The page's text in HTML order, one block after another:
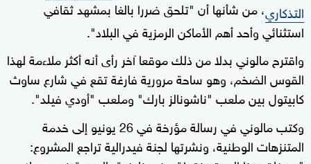
التذكاري، من شأنها أن "تلحق ضررا بالغا بمشهد ثقافي
استثنائي وأحد أهم الأماكن الرمزية في البلاد".
واقترح مالوني بدلا من ذلك موقعا آخر رأى أنه أكثر ملاءمة لهذا
القوس الضخم، وهو ساحة مرورية فارغة تقع في شارع ساوث
كابيتول بين ملعب "ناشونالز بارك" وملعب "أودي فيلد".
وكتب مالوني في رسالة مؤرخة في 26 يونيو إلى خدمة
المتنزهات الوطنية، ونشرتها لجنة فيدرالية تراجع المشروع: